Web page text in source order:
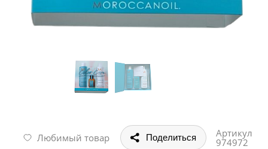
Любимый товар Поделиться
Артикул
974972